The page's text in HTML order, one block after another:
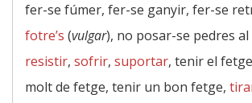
fer-se fúmer, fer-se ganyir, fer-se
fotre’s (vulgar), no posar-se pedres
resistir, sofrir, suportar, tenir el
molt de fetge, tenir un bon fetge,